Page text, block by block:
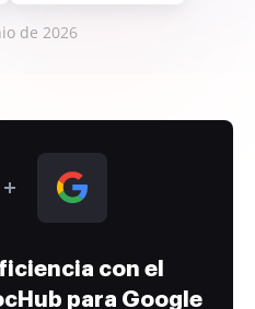
de 2026
con el
para Google